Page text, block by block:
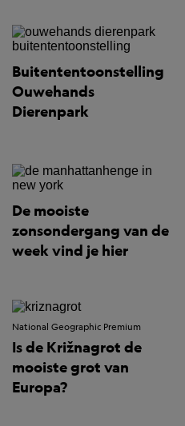
Buitententoonstelling
Ouwehands
Dierenpark
De mooiste
zonsondergang van de
week vind je hier
National Geographic Premium
Is de Križnagrot de
mooiste grot van
Europa?